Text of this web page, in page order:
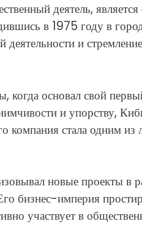
деятель,
в 1975 году в
и
когда основал свой
и упорству,
компания стала одним из
новые проекты в
бизнес-империя
участвует в